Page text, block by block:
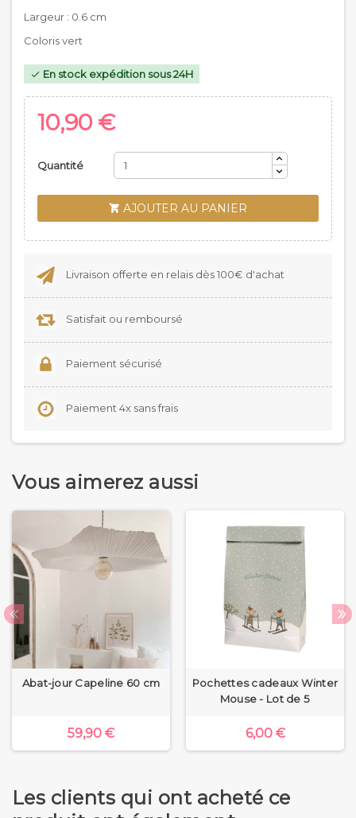
Largeur : 0.6 cm
Coloris vert
 En stock expédition sous 24H
10,90 €
Quantité
 AJOUTER AU PANIER
Livraison offerte en relais dès 100€ d'achat
Satisfait ou remboursé
Paiement sécurisé
Paiement 4x sans frais
Vous aimerez aussi
Abat-jour Capeline 60 cm
59,90 €
Pochettes cadeaux Winter
Mouse - Lot de 5
6,00 €
Les clients qui ont acheté ce